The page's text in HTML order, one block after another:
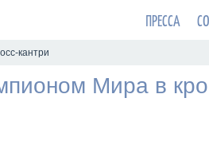
ПРЕССА
кантри
Мира в